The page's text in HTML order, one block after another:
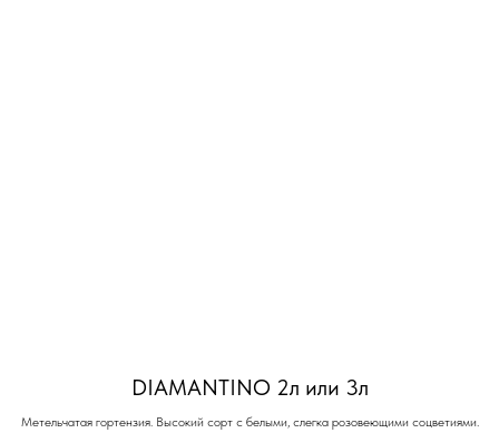
DIAMANTINO 2л или 3л
Метельчатая гортензия. Высокий сорт с белыми, слегка розовеющими соцветиями.